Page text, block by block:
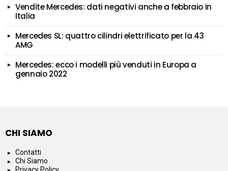
Vendite Mercedes: dati negativi anche a febbraio in
Italia
Mercedes SL: quattro cilindri elettrificato per la 43
AMG
Mercedes: ecco i modelli più venduti in Europa a
gennaio 2022
CHI SIAMO
Contatti
Chi Siamo